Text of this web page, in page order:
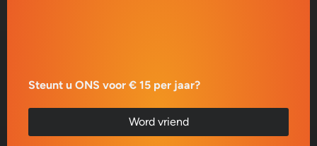
Steunt u ONS voor € 15 per jaar?
Word vriend